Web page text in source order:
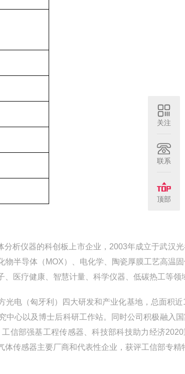
析仪器的科创板上市企业，2003年成立于武汉
半导体（MOX）、电化学、陶瓷厚膜工艺高温
医疗健康、智慧计量、科学仪器、低碳热工等领
光电（匈牙利）四大研发和产业化基地，总面积近
中心以及博士后科研工作站。同时公司积极融入
信部强基工程传感器、科技部科技助力经济
传感器主要厂商和代表性企业，获评工信部专精
关注
联系
顶部